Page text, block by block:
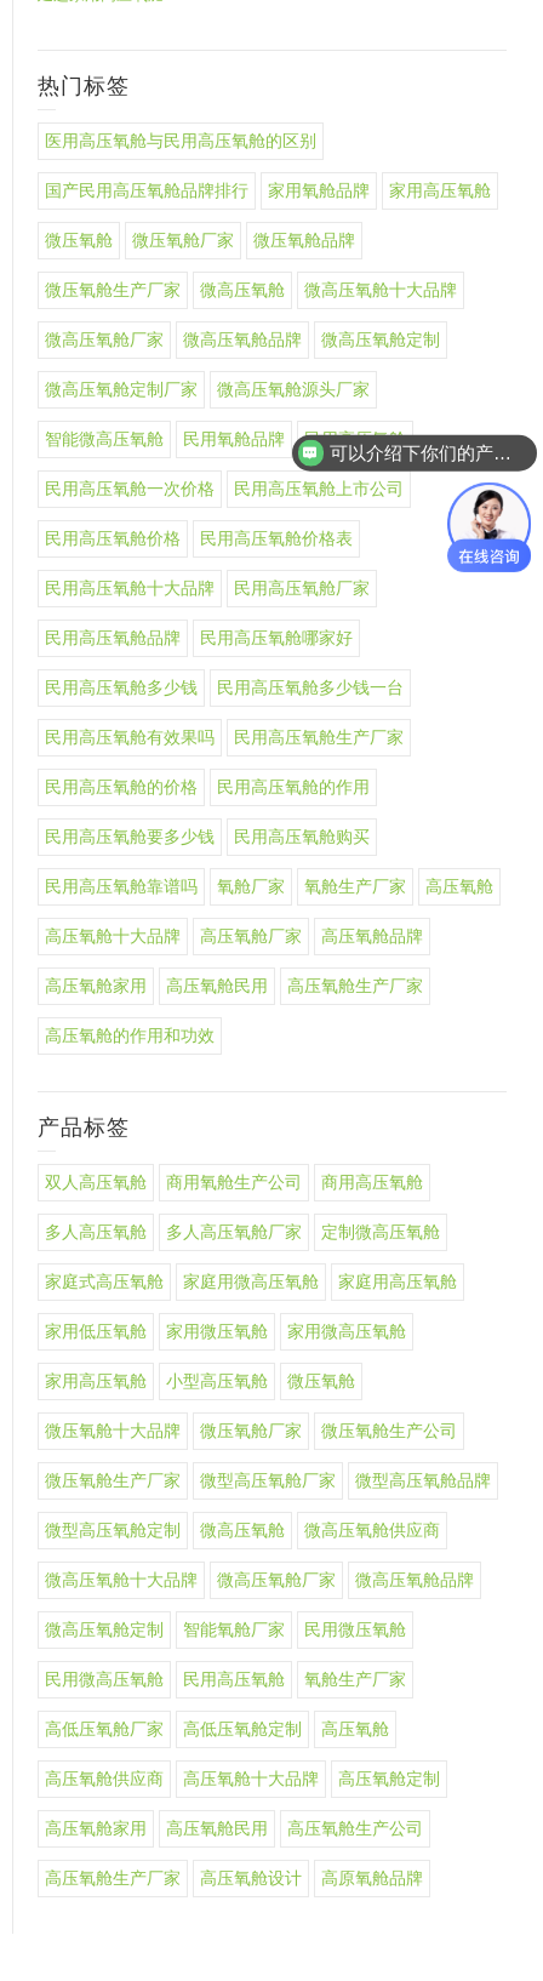
热门标签
医用高压氧舱与民用高压氧舱的区别
国产民用高压氧舱品牌排行 家用氧舱品牌 家用高压氧舱
微压氧舱 微压氧舱厂家 微压氧舱品牌
微压氧舱生产厂家 微高压氧舱 微高压氧舱十大品牌
微高压氧舱厂家 微高压氧舱品牌 微高压氧舱定制
微高压氧舱定制厂家 微高压氧舱源头厂家
智能微高压氧舱 民用氧舱品牌 民用高压氧舱
民用高压氧舱一次价格 民用高压氧舱上市公司
民用高压氧舱价格 民用高压氧舱价格表
民用高压氧舱十大品牌 民用高压氧舱厂家
民用高压氧舱品牌 民用高压氧舱哪家好
民用高压氧舱多少钱 民用高压氧舱多少钱一台
民用高压氧舱有效果吗 民用高压氧舱生产厂家
民用高压氧舱的价格 民用高压氧舱的作用
民用高压氧舱要多少钱 民用高压氧舱购买
民用高压氧舱靠谱吗 氧舱厂家 氧舱生产厂家 高压氧舱
高压氧舱十大品牌 高压氧舱厂家 高压氧舱品牌
高压氧舱家用 高压氧舱民用 高压氧舱生产厂家
高压氧舱的作用和功效
产品标签
双人高压氧舱 商用氧舱生产公司 商用高压氧舱
多人高压氧舱 多人高压氧舱厂家 定制微高压氧舱
家庭式高压氧舱 家庭用微高压氧舱 家庭用高压氧舱
家用低压氧舱 家用微压氧舱 家用微高压氧舱
家用高压氧舱 小型高压氧舱 微压氧舱
微压氧舱十大品牌 微压氧舱厂家 微压氧舱生产公司
微压氧舱生产厂家 微型高压氧舱厂家 微型高压氧舱品牌
微型高压氧舱定制 微高压氧舱 微高压氧舱供应商
微高压氧舱十大品牌 微高压氧舱厂家 微高压氧舱品牌
微高压氧舱定制 智能氧舱厂家 民用微压氧舱
民用微高压氧舱 民用高压氧舱 氧舱生产厂家
高低压氧舱厂家 高低压氧舱定制 高压氧舱
高压氧舱供应商 高压氧舱十大品牌 高压氧舱定制
高压氧舱家用 高压氧舱民用 高压氧舱生产公司
高压氧舱生产厂家 高压氧舱设计 高原氧舱品牌
可以介绍下你们的产品么